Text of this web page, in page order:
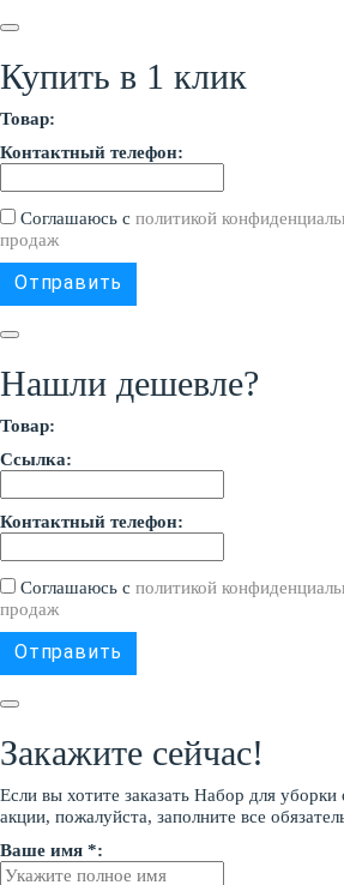
Купить в 1 клик
Товар:
Контактный телефон:
Соглашаюсь с политикой
продаж
Нашли дешевле?
Товар:
Ссылка:
Контактный телефон:
Соглашаюсь с политикой
продаж
Закажите сейчас!
Если вы хотите заказать Набор для
акции, пожалуйста, заполните все
Ваше имя *: